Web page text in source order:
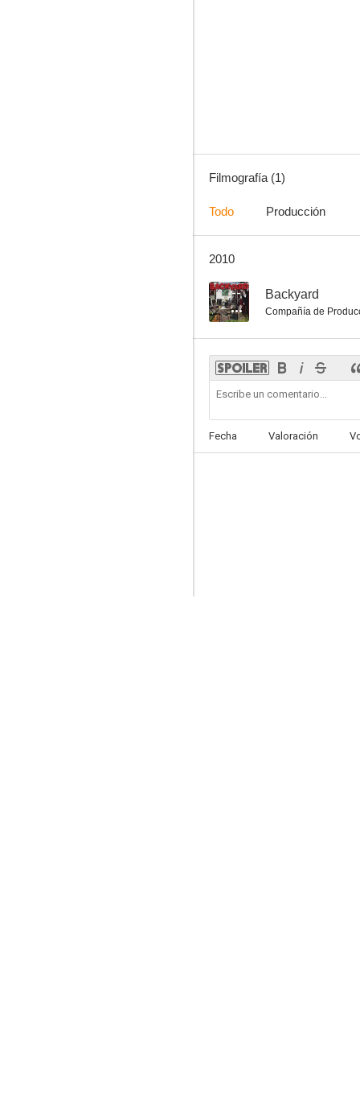
Filmografía (1)
Todo Producción
2010
-- Backyard
Compañía de
Fecha Valoración